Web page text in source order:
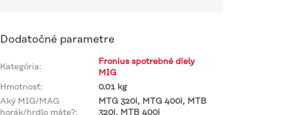
Dodatočné parametre
Kategória:
Fronius spotrebné diely
MIG
Hmotnosť:
0.01 kg
Aký MIG/MAG
horák/hrdlo máte?:
MTG 320i, MTG 400i, MTB
320i, MTB 400i